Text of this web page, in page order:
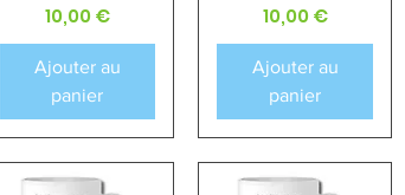
Prix
10,00 €
Ajouter au
panier
Prix
10,00 €
Ajouter au
panier